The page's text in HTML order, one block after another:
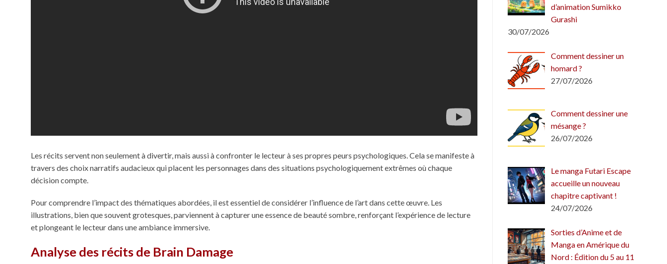
Les récits servent non seulement à divertir, mais aussi à confronter le lecteur à ses propres peurs psychologiques. Cela se manifeste à
travers des choix narratifs audacieux qui placent les personnages dans des situations psychologiquement extrêmes où chaque
décision compte.
Pour comprendre l’impact des thématiques abordées, il est essentiel de considérer l’influence de l’art dans cette œuvre. Les
illustrations, bien que souvent grotesques, parviennent à capturer une essence de beauté sombre, renforçant l’expérience de lecture
et plongeant le lecteur dans une ambiance immersive.
Analyse des récits de Brain Damage
d’animation Sumikko
Gurashi
30/07/2026
Comment dessiner un
homard ?
27/07/2026
Comment dessiner une
mésange ?
26/07/2026
Le manga Futari Escape
accueille un nouveau
chapitre captivant !
24/07/2026
Sorties d’Anime et de
Manga en Amérique du
Nord : Édition du 5 au 11